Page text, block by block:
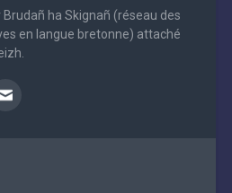
ha Skignañ (réseau des
en langue bretonne) attaché